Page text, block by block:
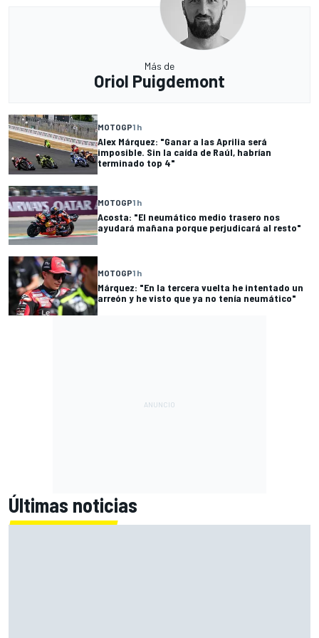
Más de
Oriol Puigdemont
MOTOGP1 h
Alex Márquez: "Ganar a las Aprilia será
imposible. Sin la caída de Raúl, habrían
terminado top 4"
MOTOGP1 h
Acosta: "El neumático medio trasero nos
ayudará mañana porque perjudicará al resto"
MOTOGP1 h
Márquez: "En la tercera vuelta he intentado un
arreón y he visto que ya no tenía neumático"
Últimas noticias